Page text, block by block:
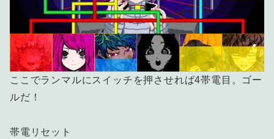
ここでランマルにスイッチを押させれば4帯電目。ゴー
ルだ！
帯電リセット